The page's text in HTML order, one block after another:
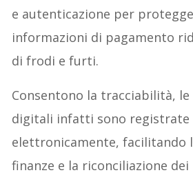
e autenticazione per
informazioni di pagamento
di frodi e furti.
Consentono la tracciabilità,
digitali infatti sono registrate
elettronicamente, facilitando
finanze e la riconciliazione